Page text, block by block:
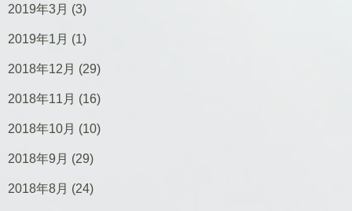
2019年3月 (3)
2019年1月 (1)
2018年12月 (29)
2018年11月 (16)
2018年10月 (10)
2018年9月 (29)
2018年8月 (24)